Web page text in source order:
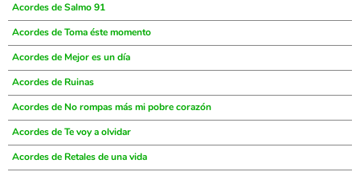
Acordes de Salmo 91
Acordes de Toma éste momento
Acordes de Mejor es un día
Acordes de Ruinas
Acordes de No rompas más mi pobre corazón
Acordes de Te voy a olvidar
Acordes de Retales de una vida